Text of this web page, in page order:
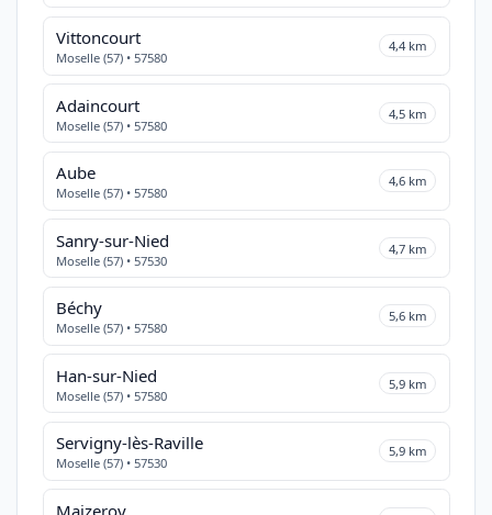
Vittoncourt
Moselle (57) • 57580
4,4 km
Adaincourt
Moselle (57) • 57580
4,5 km
Aube
Moselle (57) • 57580
4,6 km
Sanry-sur-Nied
Moselle (57) • 57530
4,7 km
Béchy
Moselle (57) • 57580
5,6 km
Han-sur-Nied
Moselle (57) • 57580
5,9 km
Servigny-lès-Raville
Moselle (57) • 57530
5,9 km
Maizeroy